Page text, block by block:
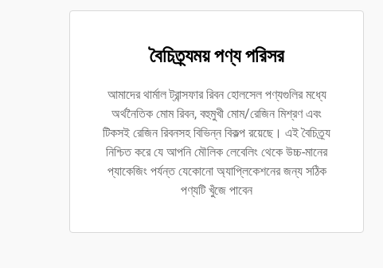
বৈচিত্র্যময় পণ্য পরিসর
আমাদের থার্মাল ট্রান্সফার রিবন হোলসেল পণ্যগুলির মধ্যে
অর্থনৈতিক মোম রিবন, বহুমুখী মোম/রেজিন মিশ্রণ এবং
টিকসই রেজিন রিবনসহ বিভিন্ন বিকল্প রয়েছে। এই বৈচিত্র্য
নিশ্চিত করে যে আপনি মৌলিক লেবেলিং থেকে উচ্চ-মানের
প্যাকেজিং পর্যন্ত যেকোনো অ্যাপ্লিকেশনের জন্য সঠিক
পণ্যটি খুঁজে পাবেন